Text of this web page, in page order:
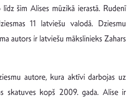
šim Alises mūzikā ierastā. Rudenī
11 latviešu valodā. Dziesmu
autors ir latviešu mākslinieks Zahars
autore, kura aktīvi darbojas uz
skatuves kopš 2009. gada. Alise ir